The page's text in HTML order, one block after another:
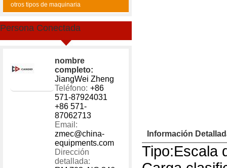
otros tipos de maquinaria
Persona Conectada
nombre
completo:
JiangWei Zheng
Teléfono: +86
571-87924031
+86 571-
87062713
Email:
zmec@china-
equipments.com
Dirección
detallada:
US $
Información
Tipo:Escala